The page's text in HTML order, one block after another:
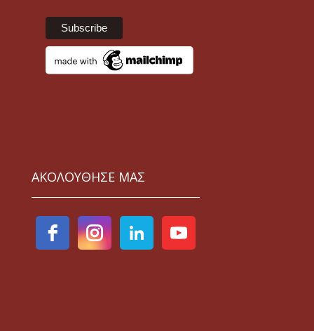
ΑΚΟΛΟΥΘΗΣΕ ΜΑΣ